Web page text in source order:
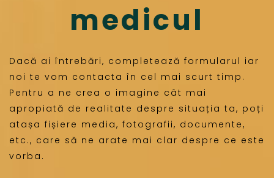
medicul
Dacă ai întrebări, completează formularul iar
noi te vom contacta în cel mai scurt timp.
Pentru a ne crea o imagine cât mai
apropiată de realitate despre situația ta, poți
atașa fișiere media, fotografii, documente,
etc., care să ne arate mai clar despre ce este
vorba.